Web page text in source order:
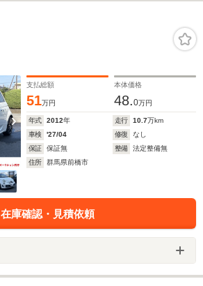
支払総額
51万円
本体価格
48.0万円
年式 2012年 走行 10.7万km
車検
'27/04 修復
なし
保証
保証無 整備
法定整備無
住所
群馬県前橋市
在庫確認・見積依頼